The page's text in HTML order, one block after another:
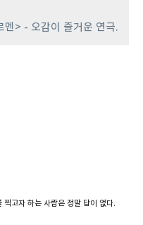
멘> - 오감이 즐거운 연극.
찍고자 하는 사람은 정말 답이 없다.